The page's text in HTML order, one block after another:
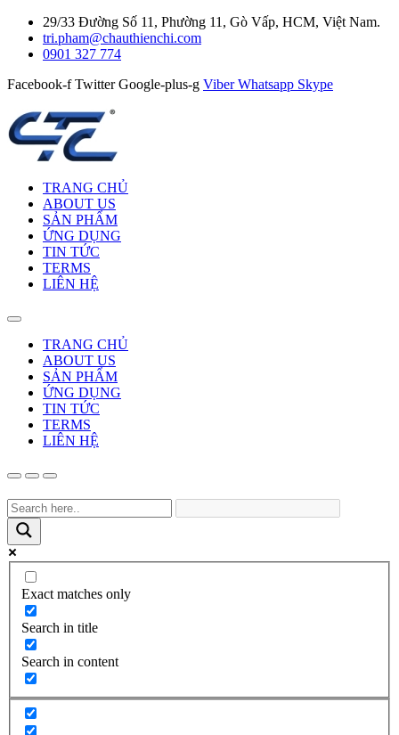
29/33 Đường Số 11, Phường 11, Gò Vấp, HCM, Việt Nam.
tri.pham@chauthienchi.com
0901 327 774
Facebook-f Twitter Google-plus-g Viber Whatsapp Skype
TRANG CHỦ
ABOUT US
SẢN PHẨM
ỨNG DỤNG
TIN TỨC
TERMS
LIÊN HỆ
TRANG CHỦ
ABOUT US
SẢN PHẨM
ỨNG DỤNG
TIN TỨC
TERMS
LIÊN HỆ
Exact matches only
Search in title
Search in content